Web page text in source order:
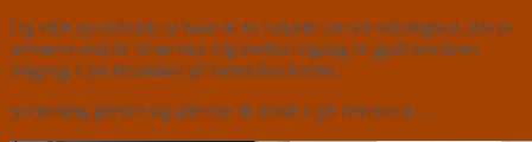
Og vildt spændende at høre de to fortælle om en virkelighed, der er
nærmere end de fleste tror. Og endnu engang en godt kurateret
omgang Cph Breakfast på Hotel Pro Forma.
Sceneblog glæder sig allerede til næste Cph Breakfast…